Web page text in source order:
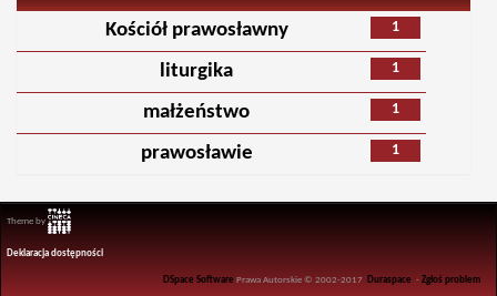
1
Kościół prawosławny
1
liturgika
1
małżeństwo
1
prawosławie
Theme by
Deklaracja dostępności
DSpace Software Prawa Autorskie © 2002-2017 Duraspace -Zgłoś problem